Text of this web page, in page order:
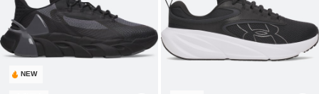
NEW